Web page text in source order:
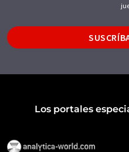
Los portales